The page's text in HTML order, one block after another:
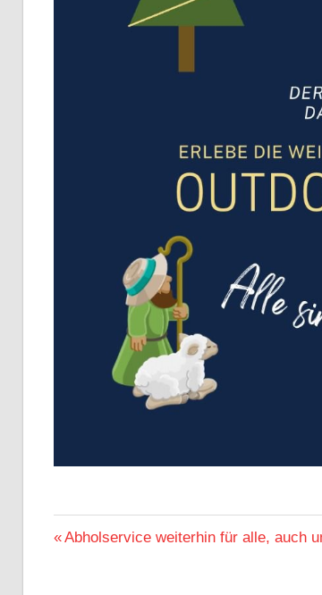
ALLGEMEIN
Beitragsnavigation
Vorheriger
Abholservice weiterhin für alle, auch